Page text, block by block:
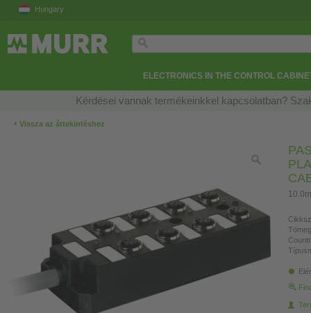
Hungary
ELECTRONICS IN THE CONTROL
Kérdései vannak termékeinkkel kapcsolatban?
‹ Vissza az áttekintéshez